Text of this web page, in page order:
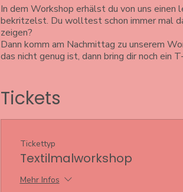
In dem Workshop erhälst du von uns
bekritzelst. Du wolltest schon immer mal
zeigen?
Dann komm am Nachmittag zu unserem
das nicht genug ist, dann bring dir noch ein
Tickets
Tickettyp
Textilmalworkshop
Mehr Infos